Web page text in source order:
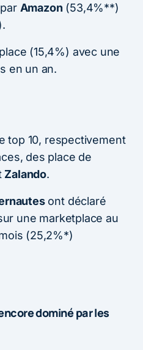
Amazon (53,4%**)
(15,4%) avec une
en un an.
top 10, respectivement
des place de
Zalando.
ont déclaré
une marketplace au
(25,2%*)
dominé par les